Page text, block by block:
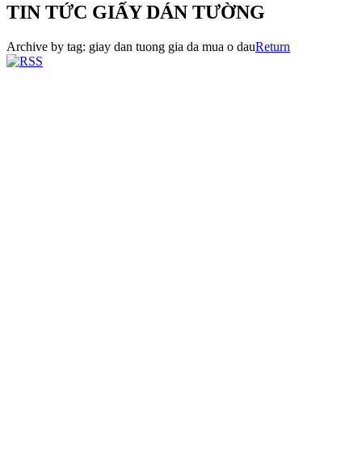
TIN TỨC GIẤY DÁN TƯỜNG
Archive by tag: giay dan tuong gia da mua o dauReturn